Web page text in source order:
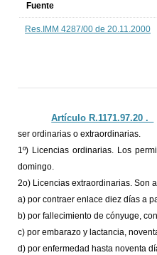
Fuente
Res.IMM 4287/00 de 20.11.2000
Artículo R.1171.97.20 ._
ser ordinarias o extraordinarias.
1º) Licencias ordinarias. Los
domingo.
2o) Licencias extraordinarias. Son
a) por contraer enlace diez días a
b) por fallecimiento de cónyuge,
c) por embarazo y lactancia,
d) por enfermedad hasta noventa